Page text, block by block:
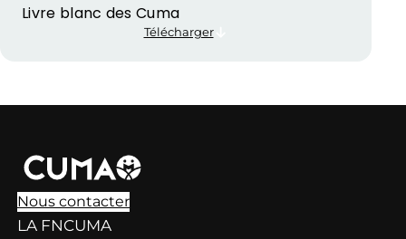
Livre blanc des Cuma
Télécharger
Nous contacter
LA FNCUMA